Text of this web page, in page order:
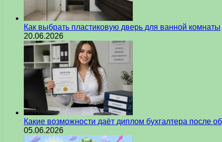
Как выбрать пластиковую дверь для ванной комнаты
20.06.2026
Какие возможности даёт диплом бухгалтера после
05.06.2026